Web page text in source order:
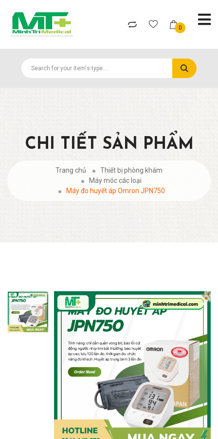
0
CHI TIẾT SẢN PHẨM
Trang chủ
Thiết bị phòng khám
Máy móc các loại
Máy đo huyết áp Omron JPN750